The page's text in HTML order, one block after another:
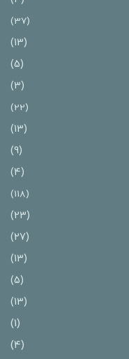
(37)
(13)
(5)
(3)
(22)
(13)
(9)
(4)
(118)
(23)
(27)
(13)
(5)
(13)
(1)
(4)